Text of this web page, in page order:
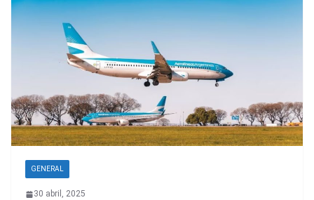
GENERAL
30 abril, 2025